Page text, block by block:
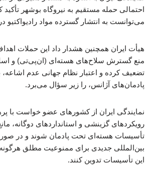
احتمالی حمله مستقیم به نیروگاه بوشهر تأکید
می‌توانست به انتشار گسترده مواد
هیأت ایران همچنین هشدار داد این حملات
منع گسترش سلاح‌های هسته‌ای (ان‌پی‌تی) و
تضعیف کرده و اعتبار نظام جهانی عدم اشاعه،
پادمان‌های آژانس، را زیر سؤال می‌برد.
نمایندگی ایران از کشورهای عضو خواست با
رویکردهای گزینشی و استانداردهای دوگانه،
تأسیسات هسته‌ای تحت پادمان شوند و در
بین‌المللی جدیدی برای ممنوعیت مطلق هرگونه
این تأسیسات تدوین کنند.